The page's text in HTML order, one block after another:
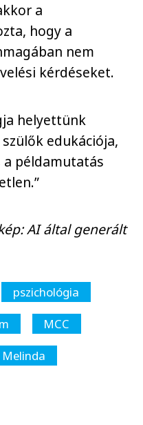
a
hogy a
nem
kérdéseket.
helyettünk
edukációja,
példamutatás
AI által generált
pszichológia
MCC
Melinda